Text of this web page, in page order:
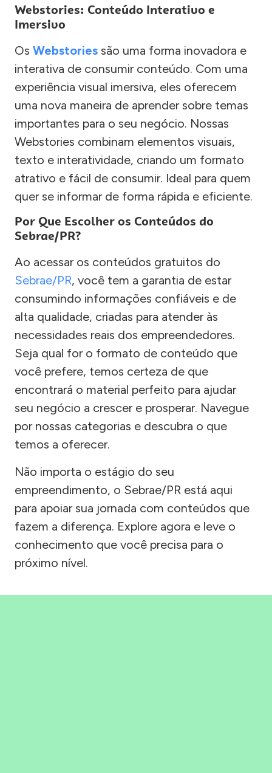
Webstories: Conteúdo Interativo e
Imersivo
Os Webstories são uma forma inovadora e
interativa de consumir conteúdo. Com uma
experiência visual imersiva, eles oferecem
uma nova maneira de aprender sobre temas
importantes para o seu negócio. Nossas
Webstories combinam elementos visuais,
texto e interatividade, criando um formato
atrativo e fácil de consumir. Ideal para quem
quer se informar de forma rápida e eficiente.
Por Que Escolher os Conteúdos do
Sebrae/PR?
Ao acessar os conteúdos gratuitos do
Sebrae/PR, você tem a garantia de estar
consumindo informações confiáveis e de
alta qualidade, criadas para atender às
necessidades reais dos empreendedores.
Seja qual for o formato de conteúdo que
você prefere, temos certeza de que
encontrará o material perfeito para ajudar
seu negócio a crescer e prosperar. Navegue
por nossas categorias e descubra o que
temos a oferecer.
Não importa o estágio do seu
empreendimento, o Sebrae/PR está aqui
para apoiar sua jornada com conteúdos que
fazem a diferença. Explore agora e leve o
conhecimento que você precisa para o
próximo nível.